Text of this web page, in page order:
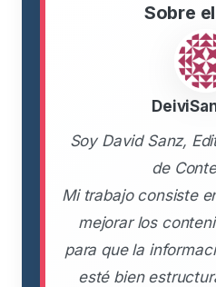
Sobre
Soy David Sanz,
de
Mi trabajo consiste
mejorar los
para que la
esté bien